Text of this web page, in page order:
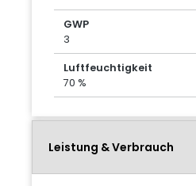
GWP
3
Luftfeuchtigkeit
70 %
Leistung & Verbrauch